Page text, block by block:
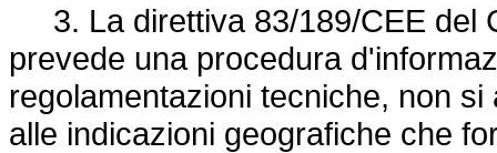
3. La direttiva 83/189/CEE del
prevede una procedura
regolamentazioni tecniche, non
alle indicazioni geografiche che